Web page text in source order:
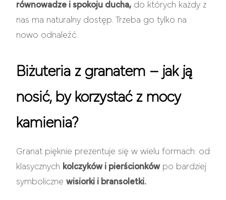
równowadze i spokoju ducha, do których każdy z
nas ma naturalny dostęp. Trzeba go tylko na
nowo odnaleźć.
Biżuteria z granatem – jak ją
nosić, by korzystać z mocy
kamienia?
Granat pięknie prezentuje się w wielu formach: od
klasycznych kolczyków i pierścionkówpo bardziej
symboliczne wisiorki i bransoletki.